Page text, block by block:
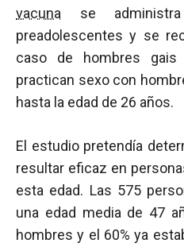
vacuna se
preadolescentes y se
caso de hombres
practican sexo con
hasta la edad de 26 años.
El estudio pretendía
resultar eficaz en
esta edad. Las 575
una edad media de 47
hombres y el 60% ya